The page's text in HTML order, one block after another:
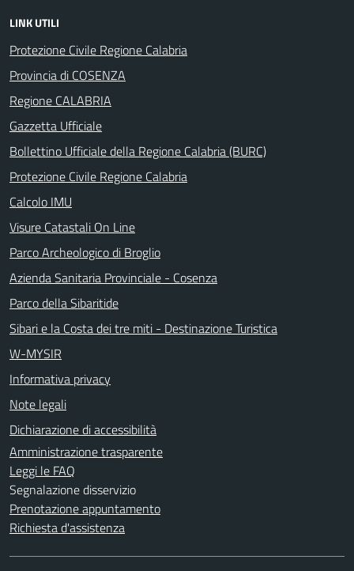
LINK UTILI
Protezione Civile Regione Calabria
Provincia di COSENZA
Regione CALABRIA
Gazzetta Ufficiale
Bollettino Ufficiale della Regione Calabria (BURC)
Protezione Civile Regione Calabria
Calcolo IMU
Visure Catastali On Line
Parco Archeologico di Broglio
Azienda Sanitaria Provinciale - Cosenza
Parco della Sibaritide
Sibari e la Costa dei tre miti - Destinazione Turistica
W-MYSIR
Informativa privacy
Note legali
Dichiarazione di accessibilità
Amministrazione trasparente
Leggi le FAQ
Segnalazione disservizio
Prenotazione appuntamento
Richiesta d'assistenza